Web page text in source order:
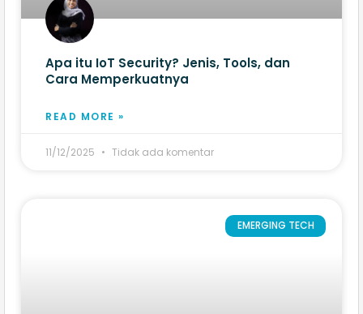
Apa itu IoT Security? Jenis, Tools, dan
Cara Memperkuatnya
READ MORE »
11/12/2025 Tidak ada komentar
EMERGING TECH